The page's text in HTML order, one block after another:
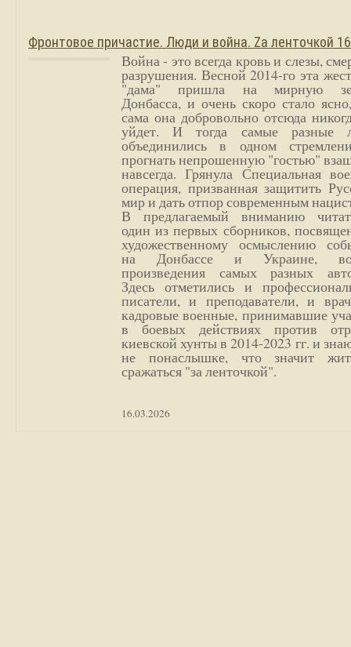
Фронтовое причастие. Люди и война. Zа ленточкой
Война - это всегда кровь и слезы,
разрушения. Весной 2014-го эта
"дама" пришла на мирную
Донбасса, и очень скоро стало
сама она добровольно отсюда
уйдет. И тогда самые разные
объединились в одном
прогнать непрошенную "гостью"
навсегда. Грянула Специальная
операция, призванная защитить
мир и дать отпор современным
В предлагаемый вниманию
один из первых сборников,
художественному осмыслению
на Донбассе и Украине,
произведения самых разных
Здесь отметились и
писатели, и преподаватели, и
кадровые военные, принимавшие
в боевых действиях против
киевской хунты в 2014-2023 гг. и
не понаслышке, что значит
сражаться "за ленточкой".
16.03.2026